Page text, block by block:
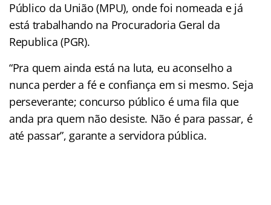
Público da União (MPU), onde foi nomeada e já
está trabalhando na Procuradoria Geral da
Republica (PGR).
“Pra quem ainda está na luta, eu aconselho a
nunca perder a fé e confiança em si mesmo. Seja
perseverante; concurso público é uma fila que
anda pra quem não desiste. Não é para passar, é
até passar”, garante a servidora pública.